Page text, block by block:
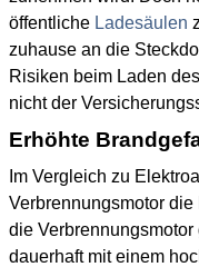
öffentliche Ladesäulen
zuhause an die
Risiken beim Laden
nicht der
Erhöhte
Im Vergleich zu
Verbrennungsmotor
die
dauerhaft mit einem